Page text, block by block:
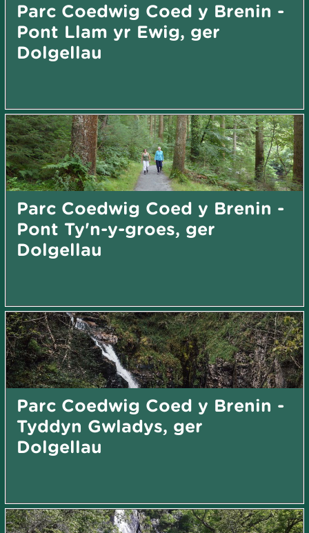
Parc Coedwig Coed y Brenin -
Pont Llam yr Ewig, ger
Dolgellau
Parc Coedwig Coed y Brenin -
Pont Ty'n-y-groes, ger
Dolgellau
Parc Coedwig Coed y Brenin -
Tyddyn Gwladys, ger
Dolgellau